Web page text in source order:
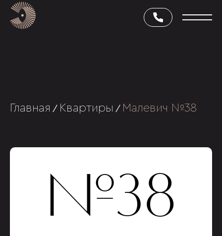
Главная / Квартиры / Малевич №38
№38